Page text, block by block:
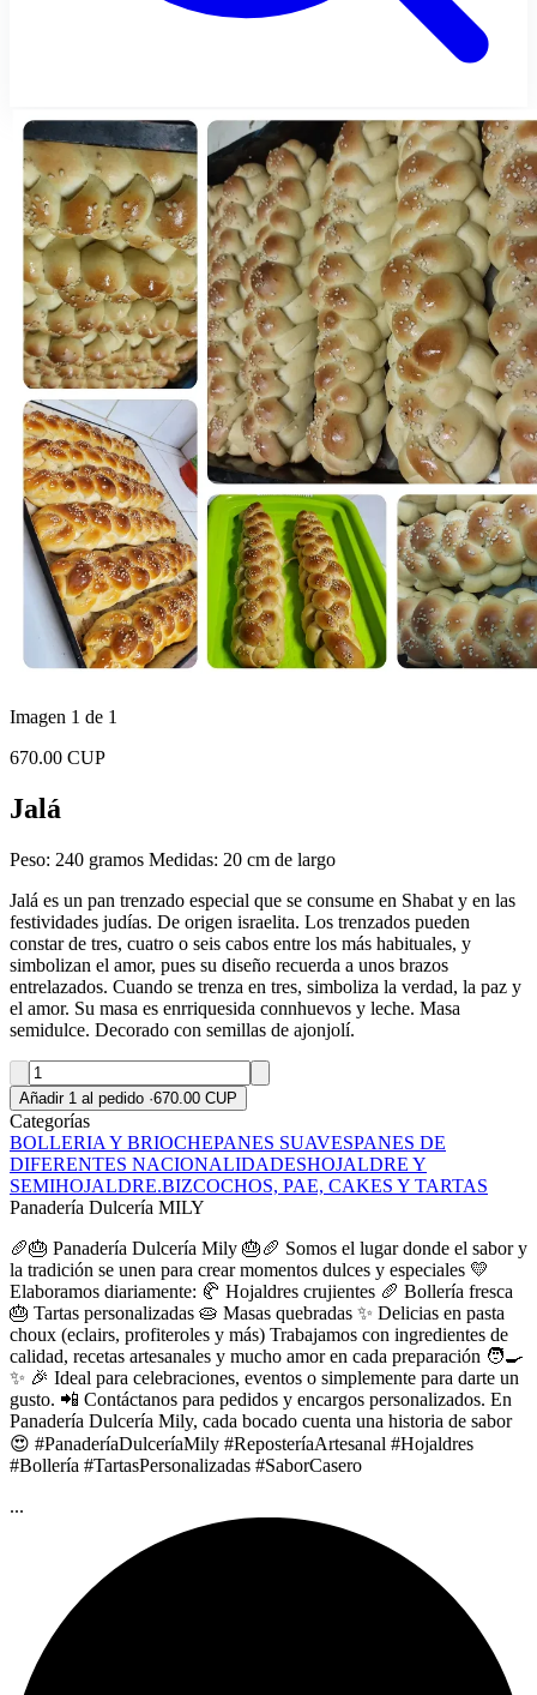
Imagen 1 de 1
670.00 CUP
Jalá
Peso: 240 gramos Medidas: 20 cm de largo
Jalá es un pan trenzado especial que se consume en Shabat y en las
festividades judías. De origen israelita. Los trenzados pueden
constar de tres, cuatro o seis cabos entre los más habituales, y
simbolizan el amor, pues su diseño recuerda a unos brazos
entrelazados. Cuando se trenza en tres, simboliza la verdad, la paz y
el amor. Su masa es enrriquesida connhuevos y leche. Masa
semidulce. Decorado con semillas de ajonjolí.
Añadir 1 al pedido ·670.00 CUP
Categorías
BOLLERIA Y BRIOCHEPANES SUAVESPANES DE
DIFERENTES NACIONALIDADESHOJALDRE Y
SEMIHOJALDRE.BIZCOCHOS, PAE, CAKES Y TARTAS
Panadería Dulcería MILY
🥖🎂 Panadería Dulcería Mily 🎂🥖 Somos el lugar donde el sabor y
la tradición se unen para crear momentos dulces y especiales 💛
Elaboramos diariamente: 🥐 Hojaldres crujientes 🥖 Bollería fresca
🎂 Tartas personalizadas 🥧 Masas quebradas ✨ Delicias en pasta
choux (eclairs, profiteroles y más) Trabajamos con ingredientes de
calidad, recetas artesanales y mucho amor en cada preparación 🧑‍🍳
✨ 🎉 Ideal para celebraciones, eventos o simplemente para darte un
gusto. 📲 Contáctanos para pedidos y encargos personalizados. En
Panadería Dulcería Mily, cada bocado cuenta una historia de sabor
😍 #PanaderíaDulceríaMily #ReposteríaArtesanal #Hojaldres
#Bollería #TartasPersonalizadas #SaborCasero
...